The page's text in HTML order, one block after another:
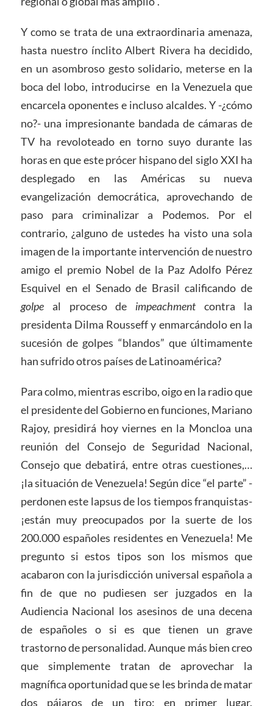
Y como se trata de una extraordinaria amenaza,
hasta nuestro ínclito Albert Rivera ha decidido,
en un asombroso gesto solidario, meterse en la
boca del lobo, introducirse en la Venezuela que
encarcela oponentes e incluso alcaldes. Y -¿cómo
no?- una impresionante bandada de cámaras de
TV ha revoloteado en torno suyo durante las
horas en que este prócer hispano del siglo XXI ha
desplegado en las Américas su nueva
evangelización democrática, aprovechando de
paso para criminalizar a Podemos. Por el
contrario, ¿alguno de ustedes ha visto una sola
imagen de la importante intervención de nuestro
amigo el premio Nobel de la Paz Adolfo Pérez
Esquivel en el Senado de Brasil calificando de
golpe al proceso de impeachmentcontra la
presidenta Dilma Rousseff y enmarcándolo en la
sucesión de golpes “blandos” que últimamente
han sufrido otros países de Latinoamérica?
Para colmo, mientras escribo, oigo en la radio que
el presidente del Gobierno en funciones, Mariano
Rajoy, presidirá hoy viernes en la Moncloa una
reunión del Consejo de Seguridad Nacional,
Consejo que debatirá, entre otras cuestiones,…
¡la situación de Venezuela! Según dice “el parte” -
perdonen este lapsus de los tiempos franquistas-
¡están muy preocupados por la suerte de los
200.000 españoles residentes en Venezuela! Me
pregunto si estos tipos son los mismos que
acabaron con la jurisdicción universal española a
fin de que no pudiesen ser juzgados en la
Audiencia Nacional los asesinos de una decena
de españoles o si es que tienen un grave
trastorno de personalidad. Aunque más bien creo
que simplemente tratan de aprovechar la
magnífica oportunidad que se les brinda de matar
dos pájaros de un tiro: en primer lugar,